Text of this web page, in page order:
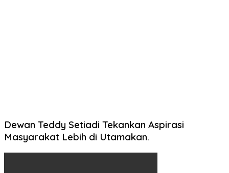
Dewan Teddy Setiadi Tekankan Aspirasi
Masyarakat Lebih di Utamakan.